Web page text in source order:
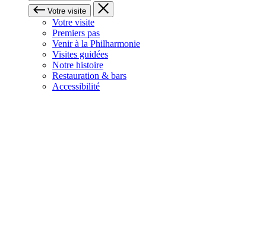
Votre visite
Votre visite
Premiers pas
Venir à la Philharmonie
Visites guidées
Notre histoire
Restauration & bars
Accessibilité